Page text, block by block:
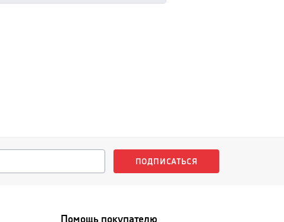
ПОДПИСАТЬСЯ
Помощь покупателю